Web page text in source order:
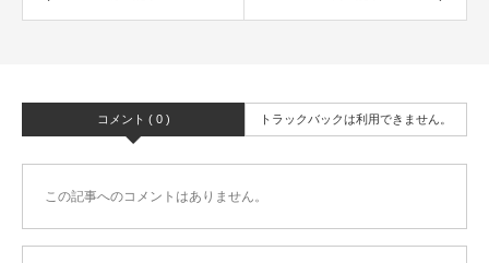
コメント ( 0 ) トラックバックは利用できません。
この記事へのコメントはありません。